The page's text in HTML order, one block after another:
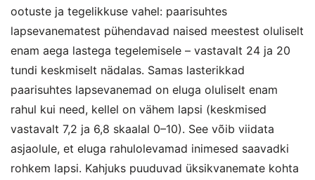
ootuste ja tegelikkuse vahel: paarisuhtes
lapsevanematest pühendavad naised meestest oluliselt
enam aega lastega tegelemisele – vastavalt 24 ja 20
tundi keskmiselt nädalas. Samas lasterikkad
paarisuhtes lapsevanemad on eluga oluliselt enam
rahul kui need, kellel on vähem lapsi (keskmised
vastavalt 7,2 ja 6,8 skaalal 0–10). See võib viidata
asjaolule, et eluga rahulolevamad inimesed saavadki
rohkem lapsi. Kahjuks puuduvad üksikvanemate kohta